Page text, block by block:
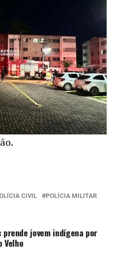
CIVIL
POLÍCIA MILITAR
prende jovem indígena por